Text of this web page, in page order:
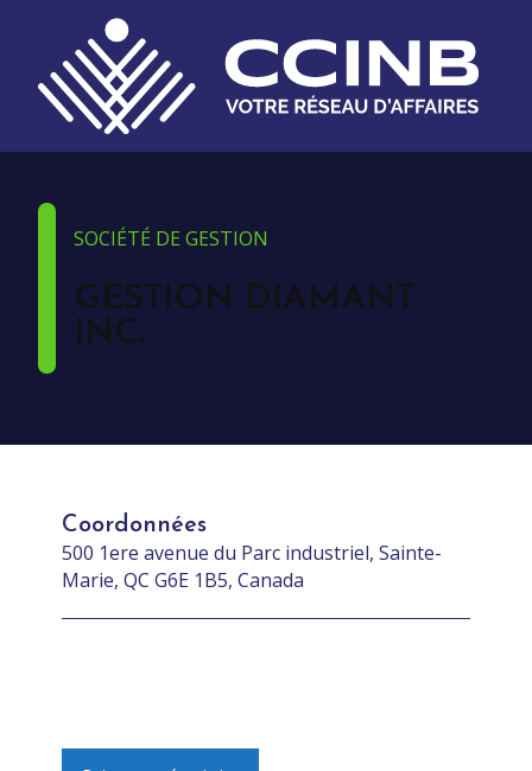
SOCIÉTÉ DE GESTION
GESTION DIAMANT
INC.
Coordonnées
500 1ere avenue du Parc industriel, Sainte-
Marie, QC G6E 1B5, Canada